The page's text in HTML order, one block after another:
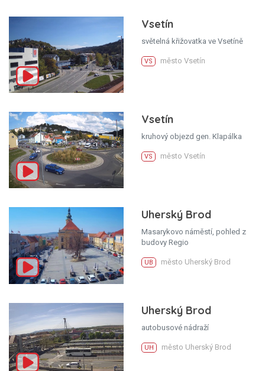
Vsetín
světelná křižovatka ve Vsetíně
VS město Vsetín
Vsetín
kruhový objezd gen. Klapálka
VS město Vsetín
Uherský Brod
Masarykovo náměstí, pohled z
budovy Regio
UB město Uherský Brod
Uherský Brod
autobusové nádraží
UH město Uherský Brod